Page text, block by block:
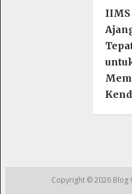
IIMS
Copyright © 2026 Blog